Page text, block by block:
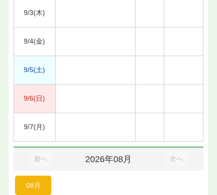
9/3(木)
9/4(金)
9/5(土)
9/6(日)
9/7(月)
前へ 2026年08月 次へ
08月